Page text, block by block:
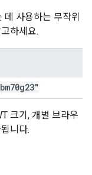
사용하는 무작위
하세요.
크기, 개별 브라우
니다.